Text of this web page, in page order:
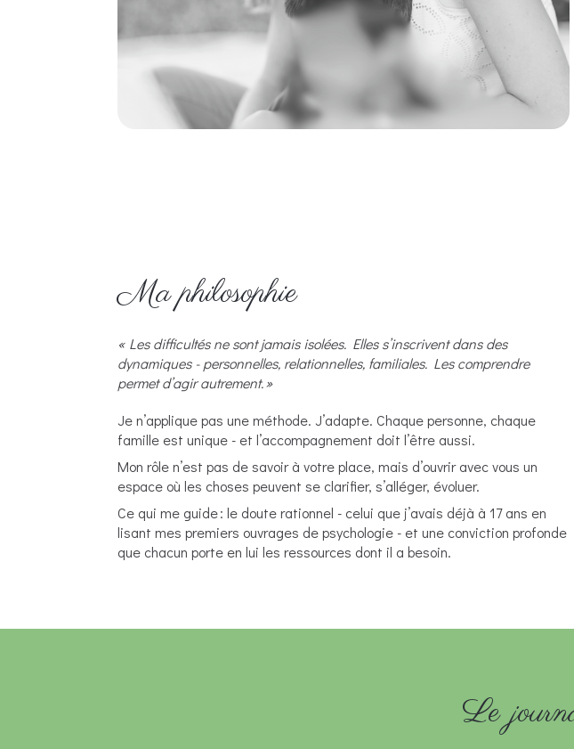
Ma philosophie
« Les difficultés ne sont jamais isolées. Elles s’inscrivent dans des
dynamiques - personnelles, relationnelles, familiales. Les comprendre
permet d’agir autrement. »
Je n’applique pas une méthode. J’adapte. Chaque personne, chaque
famille est unique - et l’accompagnement doit l’être aussi.
Mon rôle n’est pas de savoir à votre place, mais d’ouvrir avec vous un
espace où les choses peuvent se clarifier, s’alléger, évoluer.
Ce qui me guide : le doute rationnel - celui que j’avais déjà à 17 ans en
lisant mes premiers ouvrages de psychologie - et une conviction profonde
que chacun porte en lui les ressources dont il a besoin.
Le